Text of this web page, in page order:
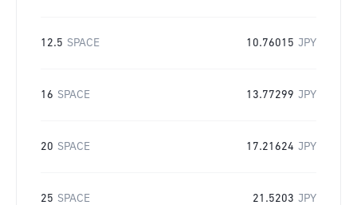
12.5 SPACE 10.76015 JPY
16 SPACE 13.77299 JPY
20 SPACE 17.21624 JPY
25 SPACE 21.5203 JPY